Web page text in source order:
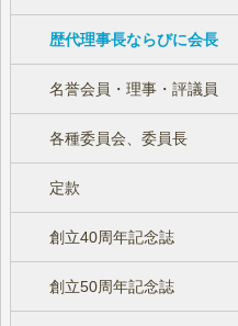
歴代理事長ならびに会長
名誉会員・理事・評議員
各種委員会、委員長
定款
創立40周年記念誌
創立50周年記念誌